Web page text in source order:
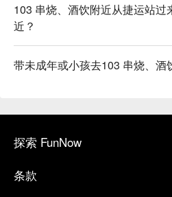
103 串烧、酒饮附近从捷运站过
近？
带未成年或小孩去103 串烧、酒
探索 FunNow
条款